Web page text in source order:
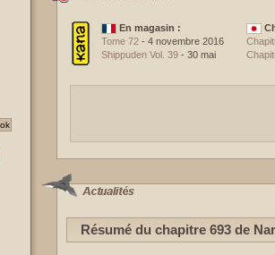
En magasin :
Tome 72 - 4 novembre 2016
Shippuden Vol. 39 - 30 mai
Résumé du chapitre 693 de